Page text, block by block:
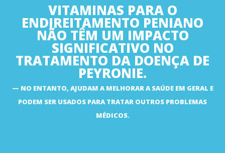
VITAMINAS PARA O
ENDIREITAMENTO PENIANO
NÃO TÊM UM IMPACTO
SIGNIFICATIVO NO
TRATAMENTO DA DOENÇA DE
PEYRONIE.
NO ENTANTO, AJUDAM A MELHORAR A SAÚDE EM GERAL E
PODEM SER USADOS PARA TRATAR OUTROS PROBLEMAS
MÉDICOS.